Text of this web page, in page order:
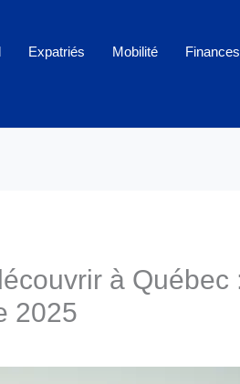
Expatriés Mobilité Finances
à Québec
2025